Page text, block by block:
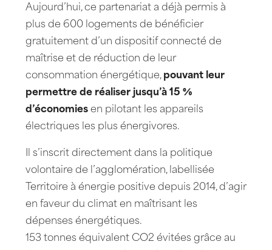
Aujourd’hui, ce partenariat a déjà permis à
plus de 600 logements de bénéficier
gratuitement d’un dispositif connecté de
maîtrise et de réduction de leur
consommation énergétique, pouvant leur
permettre de réaliser jusqu’à 15 %
d’économies en pilotant les appareils
électriques les plus énergivores.
Il s’inscrit directement dans la politique
volontaire de l’agglomération, labellisée
Territoire à énergie positive depuis 2014, d’agir
en faveur du climat en maîtrisant les
dépenses énergétiques.
153 tonnes équivalent CO2 évitées grâce au